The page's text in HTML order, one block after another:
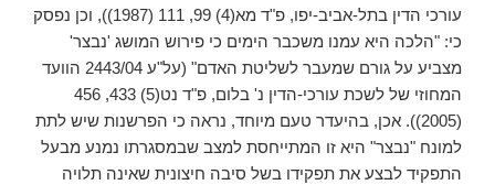
עורכי הדין בתל-אביב-יפו, פ"ד מא(4) 99, 111 (1987)), וכן נפסק
כי: "הלכה היא עמנו משכבר הימים כי פירוש המושג 'נבצר'
מצביע על גורם שמעבר לשליטת האדם" (על"ע 2443/04 הוועד
המחוזי של לשכת עורכי-הדין נ' בלום, פ"ד נט(5) 433, 456
(2005)). אכן, בהיעדר טעם מיוחד, נראה כי הפרשנות שיש לתת
למונח "נבצר" היא זו המתייחסת למצב שבמסגרתו נמנע מבעל
התפקיד לבצע את תפקידו בשל סיבה חיצונית שאינה תלויה